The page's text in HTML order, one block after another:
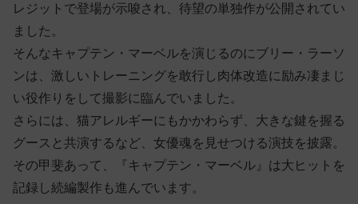
レジットで登場が示唆され、待望の単独作が公開されてい
ました。
そんなキャプテン・マーベルを演じるのにブリー・ラーソ
ンは、激しいトレーニングを敢行し肉体改造に励み凄まじ
い役作りをして撮影に臨んでいました。
さらには、猫アレルギーにもかかわらず、大きな鍵を握る
グースと共演するなど、女優魂を見せつける演技を披露。
その甲斐あって、『キャプテン・マーベル』は大ヒットを
記録し続編製作も進んでいます。